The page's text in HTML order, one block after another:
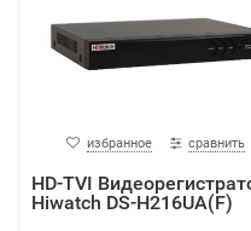
избранное сравнить
HD-TVI
Hiwatch DS-H216UA(F)